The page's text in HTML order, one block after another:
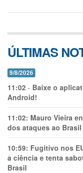
ÚLTIMAS
9/8/2026
11:02 - Baixe o
Android!
11:02: Mauro Vieira
dos ataques ao
10:59: Fugitivo nos
a ciência e tenta
Brasil